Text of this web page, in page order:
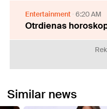
Entertainment 6:20 AM
Otrdienas
Similar news